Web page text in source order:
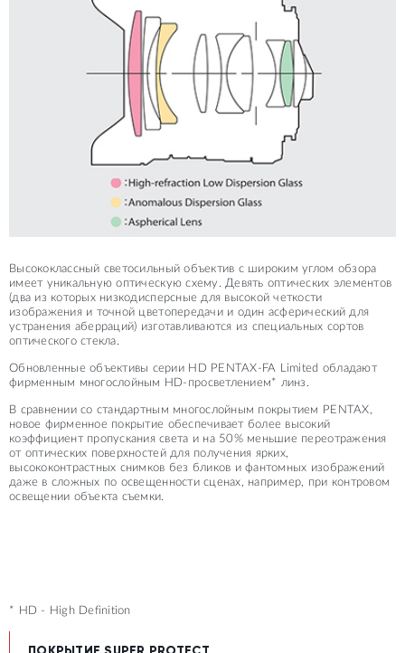
Высококлассный светосильный объектив с широким углом обзора
имеет уникальную оптическую схему. Девять оптичеcких элементов
(два из которых низкодисперсные для высокой четкости
изображения и точной цветопередачи и один асферический для
устранения аберраций) изготавливаются из специальных сортов
оптического стекла.
Обновленные объективы серии HD PENTAX-FA Limited обладают
фирменным многослойным HD-просветлением* линз.
В сравнении со стандартным многослойным покрытием PENTAX,
новое фирменное покрытие обеспечивает более высокий
коэффициент пропускания света и на 50% меньшие переотражения
от оптических поверхностей для получения ярких,
высококонтрастных снимков без бликов и фантомных изображений
даже в сложных по освещенности сценах, например, при контровом
освещении объекта съемки.
* HD - High Definition